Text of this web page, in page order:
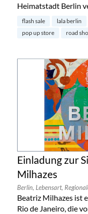
Heimatstadt Berlin
flash sale lala berlin
pop up store
road
Einladung zur
Milhazes
Berlin, Lebensart,
Beatriz Milhazes ist
Rio de Janeiro, die